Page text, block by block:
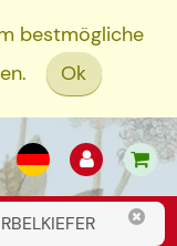
bestmögliche
Ok